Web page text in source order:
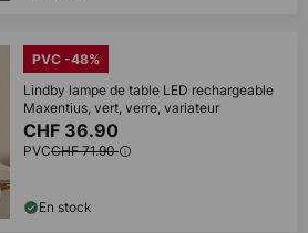
PVC -48%
Lindby lampe de table LED rechargeable
Maxentius, vert, verre, variateur
CHF 36.90
PVCCHF 71.90
En stock